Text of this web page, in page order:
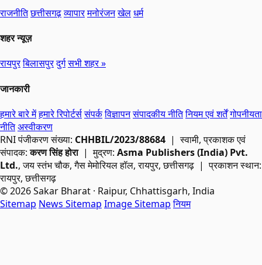
राजनीतिछत्तीसगढ़व्यापारमनोरंजनखेलधर्म
शहर न्यूज़
रायपुरबिलासपुरदुर्गसभी शहर »
जानकारी
हमारे बारे मेंहमारे रिपोर्टर्ससंपर्कविज्ञापनसंपादकीय नीतिनियम एवं शर्तेंगोपनीयता
नीतिअस्वीकरण
RNIपंजीकरण संख्या: CHHBIL/2023/88684 | स्वामी, प्रकाशक एवं
संपादक:करण सिंह होरा| मुद्रण: Asma Publishers (India) Pvt.
Ltd., जय स्तंभ चौक, गैस मेमोरियल हॉल, रायपुर, छत्तीसगढ़ | प्रकाशन स्थान:
रायपुर, छत्तीसगढ़
© 2026 Sakar Bharat · Raipur, Chhattisgarh, India
Sitemap News Sitemap Image Sitemap नियम